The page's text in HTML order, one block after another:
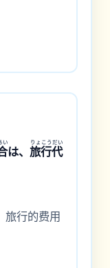
い
は、旅
りょ
行
こう
代
だい
旅行的费用